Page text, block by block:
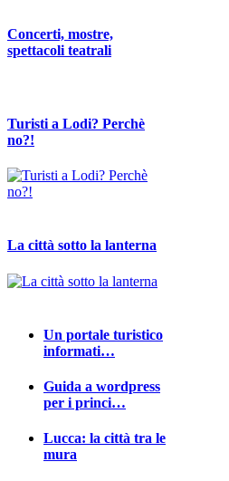
Concerti, mostre,
spettacoli teatrali
Turisti a Lodi? Perchè
no?!
La città sotto la lanterna
Un portale turistico
informati…
Guida a wordpress
per i princi…
Lucca: la città tra le
mura